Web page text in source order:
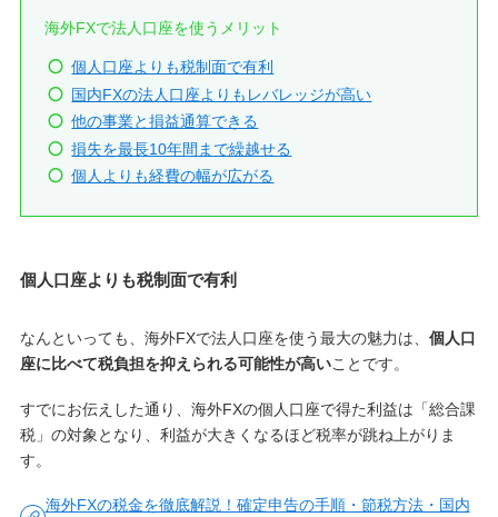
海外FXで法人口座を使うメリット
個人口座よりも税制面で有利
国内FXの法人口座よりもレバレッジが高い
他の事業と損益通算できる
損失を最長10年間まで繰越せる
個人よりも経費の幅が広がる
個人口座よりも税制面で有利
なんといっても、海外FXで法人口座を使う最大の魅力は、 個人口
座に比べて税負担を抑えられる可能性が高いことです。
すでにお伝えした通り、海外FXの個人口座で得た利益は「総合課
税」の対象となり、利益が大きくなるほど税率が跳ね上がりま
す。
海外FXの税金を徹底解説！確定申告の手順・節税方法・国内